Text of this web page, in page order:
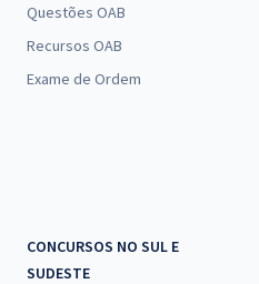
Questões OAB
Recursos OAB
Exame de Ordem
CONCURSOS NO SUL E
SUDESTE